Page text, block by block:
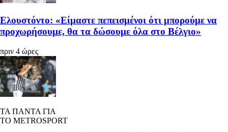
Ελουστόντο: «Είμαστε πεπεισμένοι ότι μπορούμε να
προχωρήσουμε, θα τα δώσουμε όλα στο Βέλγιο»
πριν 4 ώρες
ΤΑ ΠΑΝΤΑ ΓΙΑ
ΤΟ METROSPORT